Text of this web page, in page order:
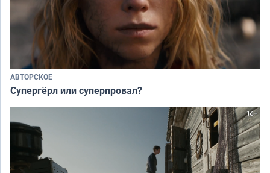
АВТОРСКОЕ
Супергёрл или суперпровал?